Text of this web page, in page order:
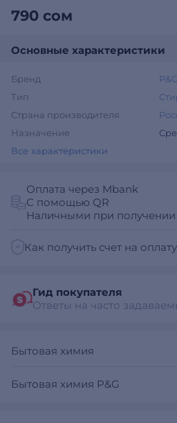
790 сом
Основные характеристики
Бренд
P&G
Тип
Страна производителя
Назначение
Все характеристики
Оплата через Mbank
С помощью QR
Наличными при получении
Как получить счет на
Гид покупателя
Ответы на часто
Бытовая химия
Бытовая химия P&G